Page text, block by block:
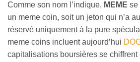
Comme son nom l’indique, MEME se
un meme coin, soit un jeton qui n’a
réservé uniquement à la pure
meme coins incluent aujourd’hui
capitalisations boursières se